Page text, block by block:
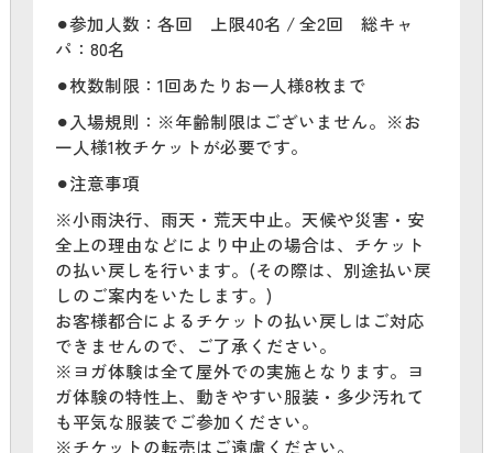
⚫︎参加人数：各回 上限40名 / 全2回 総キャ
パ：80名
⚫︎枚数制限：1回あたりお一人様8枚まで
⚫︎入場規則：※年齢制限はございません。※お
一人様1枚チケットが必要です。
⚫︎注意事項
※小雨決行、雨天・荒天中止。天候や災害・安
全上の理由などにより中止の場合は、チケット
の払い戻しを行います。(その際は、別途払い戻
しのご案内をいたします。)
お客様都合によるチケットの払い戻しはご対応
できませんので、ご了承ください。
※ヨガ体験は全て屋外での実施となります。ヨ
ガ体験の特性上、動きやすい服装・多少汚れて
も平気な服装でご参加ください。
※チケットの転売はご遠慮ください。